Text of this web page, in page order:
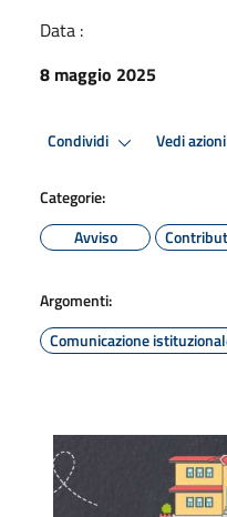
Data :
8 maggio 2025
Condividi Vedi azioni
Categorie:
Avviso
Argomenti:
Comunicazione